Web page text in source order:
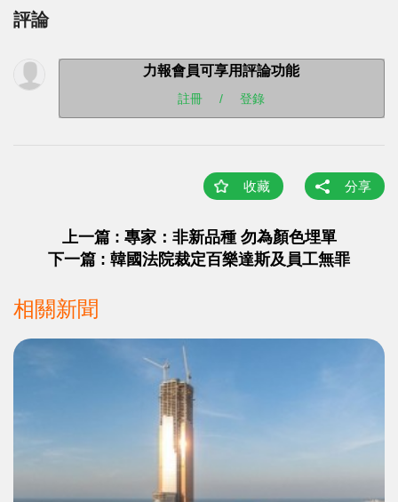
評論
力報會員可享用評論功能
註冊 / 登錄
收藏 分享
上一篇 : 專家：非新品種 勿為顏色埋單
下一篇 : 韓國法院裁定百樂達斯及員工無罪
相關新聞